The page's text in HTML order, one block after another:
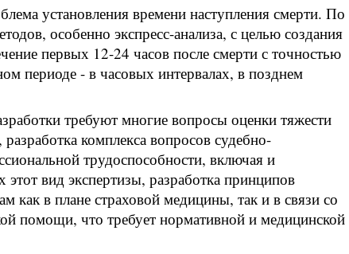
установления времени наступления смерти. По
особенно экспресс-анализа, с целью создания
первых 12-24 часов после смерти с точностью
периоде - в часовых интервалах, в позднем
требуют многие вопросы оценки тяжести
комплекса вопросов судебно-
трудоспособности, включая и
вид экспертизы, разработка принципов
как в плане страховой медицины, так и в связи со
помощи, что требует нормативной и медицинской